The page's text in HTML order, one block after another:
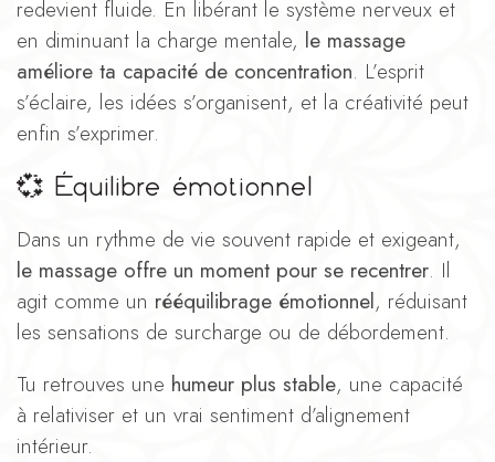
redevient fluide. En libérant le système nerveux et
en diminuant la charge mentale, le massage
améliore ta capacité de concentration. L’esprit
s’éclaire, les idées s’organisent, et la créativité peut
enfin s’exprimer.
💞 Équilibre émotionnel
Dans un rythme de vie souvent rapide et exigeant,
le massage offre un moment pour se recentrer. Il
agit comme un rééquilibrage émotionnel, réduisant
les sensations de surcharge ou de débordement.
Tu retrouves une humeur plus stable, une capacité
à relativiser et un vrai sentiment d’alignement
intérieur.